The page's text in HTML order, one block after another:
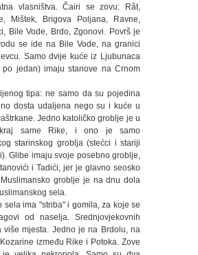
vlasništva. Čairi se zovu: Rât,
Mištek, Brigova Poljana, Ravne,
Bile Vode, Brdo, Zgonovi. Površ je
se ide na Bile Vode, na granici
Samo dvije kuće iz Ljubunaca
jedan) imaju stanove na Crnom
tipa: ne samo da su pojedina
dosta udaljena nego su i kuće u
Jedno katoličko groblje je u
same Rike, i ono je samo
starinskog groblja (stećci i stariji
Glibe imaju svoje posebno groblje,
i Tadići, jer je glavno seosko
groblje je na dnu dola
sela.
sela ima "striba" i gomila, za koje se
od naselja. Srednjovjekovnih
više mjesta. Jedno je na Brdolu, na
između Rike i Potoka. Zove